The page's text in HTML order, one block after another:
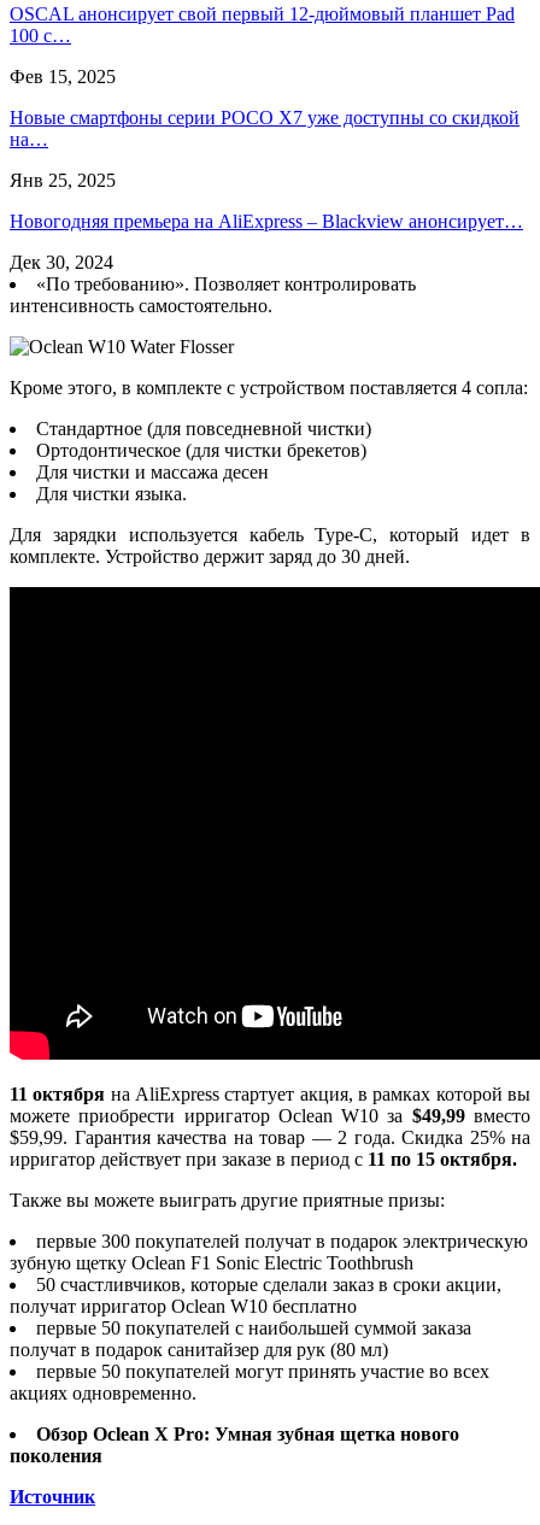
OSCAL анонсирует свой первый 12-дюймовый планшет Pad
100 с…
Фев 15, 2025
Новые смартфоны серии POCO X7 уже доступны со скидкой
на…
Янв 25, 2025
Новогодняя премьера на AliExpress – Blackview анонсирует…
Дек 30, 2024
«По требованию». Позволяет контролировать
интенсивность самостоятельно.
Кроме этого, в комплекте с устройством поставляется 4 сопла:
Стандартное (для повседневной чистки)
Ортодонтическое (для чистки брекетов)
Для чистки и массажа десен
Для чистки языка.
Для зарядки используется кабель Type-C, который идет в
комплекте. Устройство держит заряд до 30 дней.
11 октября на AliExpress стартует акция, в рамках которой вы
можете приобрести ирригатор Oclean W10 за $49,99вместо
$59,99. Гарантия качества на товар — 2 года. Скидка 25% на
ирригатор действует при заказе в период с 11 по 15 октября.
Также вы можете выиграть другие приятные призы:
первые 300 покупателей получат в подарок электрическую
зубную щетку Oclean F1 Sonic Electric Toothbrush
50 счастливчиков, которые сделали заказ в сроки акции,
получат ирригатор Oclean W10 бесплатно
первые 50 покупателей с наибольшей суммой заказа
получат в подарок санитайзер для рук (80 мл)
первые 50 покупателей могут принять участие во всех
акциях одновременно.
Обзор Oclean X Pro: Умная зубная щетка нового
поколения
Источник